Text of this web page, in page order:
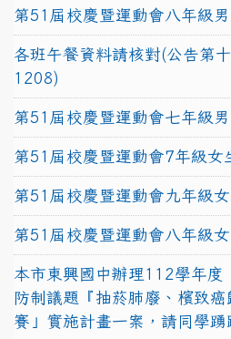
第51屆校慶暨運動會八年級
各班午餐資料請核對(公告第
1208)
第51屆校慶暨運動會七年級
第51屆校慶暨運動會7年級女
第51屆校慶暨運動會九年級
第51屆校慶暨運動會八年級
本市東興國中辦理112學年度
防制議題『抽菸肺廢、檳致
賽」實施計畫一案，請同學踴